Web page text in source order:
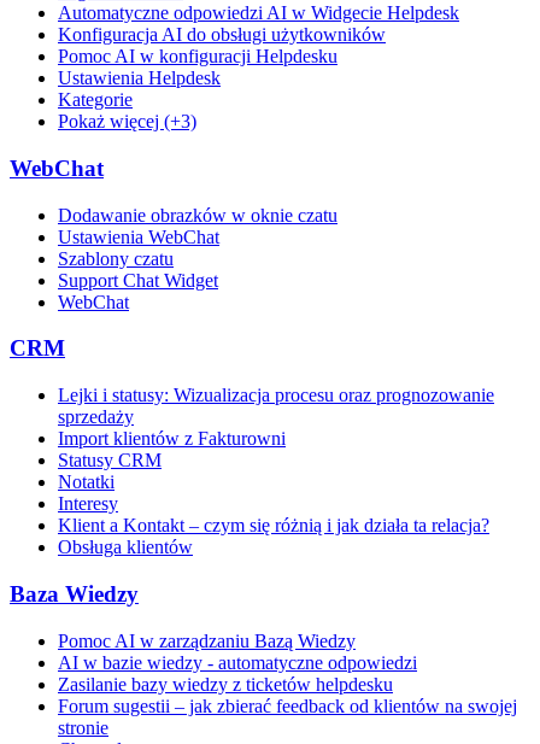
Automatyczne odpowiedzi AI w Widgecie Helpdesk
Konfiguracja AI do obsługi użytkowników
Pomoc AI w konfiguracji Helpdesku
Ustawienia Helpdesk
Kategorie
Pokaż więcej (+3)
WebChat
Dodawanie obrazków w oknie czatu
Ustawienia WebChat
Szablony czatu
Support Chat Widget
WebChat
CRM
Lejki i statusy: Wizualizacja procesu oraz prognozowanie
sprzedaży
Import klientów z Fakturowni
Statusy CRM
Notatki
Interesy
Klient a Kontakt – czym się różnią i jak działa ta relacja?
Obsługa klientów
Baza Wiedzy
Pomoc AI w zarządzaniu Bazą Wiedzy
AI w bazie wiedzy - automatyczne odpowiedzi
Zasilanie bazy wiedzy z ticketów helpdesku
Forum sugestii – jak zbierać feedback od klientów na swojej
stronie